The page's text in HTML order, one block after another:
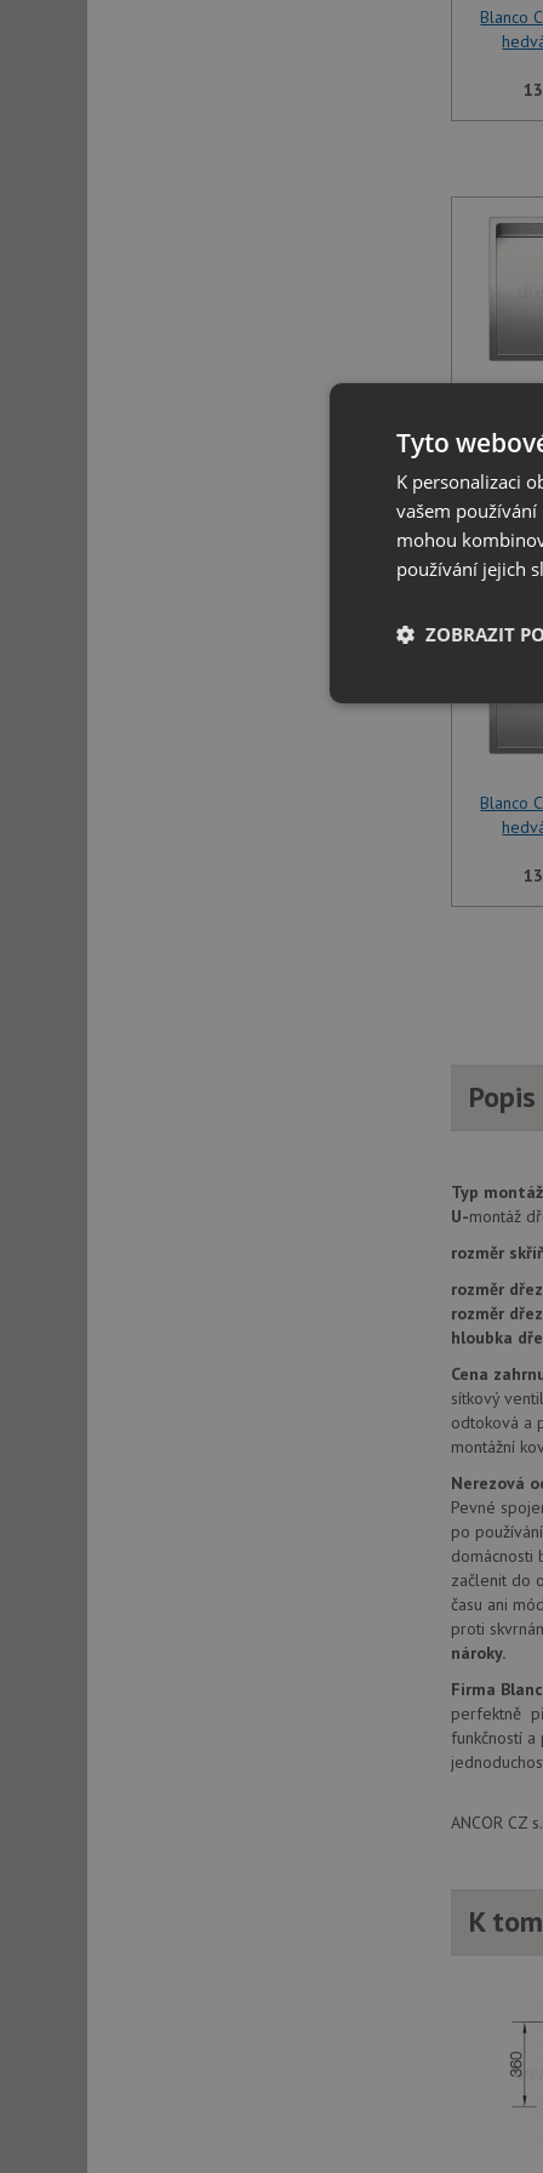
Blanco
Blanco
Typ
U-montáž
rozměr
rozměr
rozměr
hloubka
Cena
sítkový
odtoková a
montážní
Nerezová
Pevné
po
domácnosti
začlenit do
času ani
proti
nároky.
Firma
perfektně
funkčností
ANCOR CZ
K
Tyto
K personalizaci
vašem
mohou
používání jejich
ZOBRAZIT
Nezbytně
Nezbytně nutné
stránky nelze bez
CookieScriptConsent
AUTORIZACE
_ga_9T91YFLEPX
Název
__Secure-YNID
__Secure-
VISITOR_INFO1_LIVE